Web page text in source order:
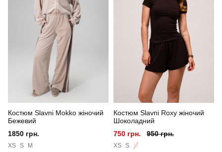
весна-осінь
червоний
Матеріал
Склад тканини 95% поліестер, 5% еластан
Костюм Slavni Mokko жіночий
Бежевий
1850 грн.
XS S M
Костюм Slavni Roxy жіночий
Шоколадний
750 грн.
950 грн.
XS S M